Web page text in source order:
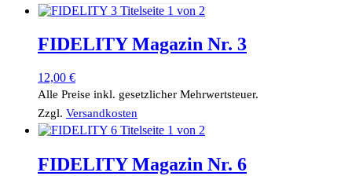
FIDELITY Magazin Nr. 3
12,00 €
Alle Preise inkl. gesetzlicher Mehrwertsteuer.
Zzgl. Versandkosten
FIDELITY Magazin Nr. 6